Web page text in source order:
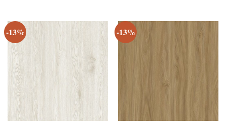
-13% -13%